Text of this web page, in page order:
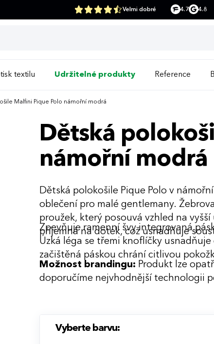
Velmi dobré 4.7 4.8
textilu Udržitelné produkty Reference
Malfini Pique Polo námořní modrá
Dětská
námořní modrá
Dětská polokošile Pique Polo v
oblečení pro malé gentlemany.
proužek, který posouvá vzhled na
příjemná na dotek, což usnadňuje
Zpevňuje ramenní švy integrovaná
Úzká léga se třemi knoflíčky
začištěná páskou chrání citlivou
Možnost brandingu: Produkt lze
doporučíme nejvhodnější technologii
Vyberte barvu: